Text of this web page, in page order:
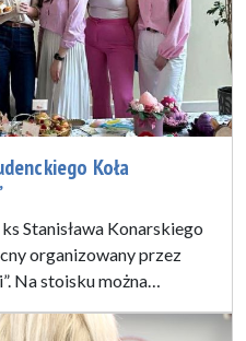
Koła
Stanisława Konarskiego
organizowany przez
Na stoisku można…